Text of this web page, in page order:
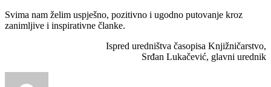
Svima nam želim uspješno, pozitivno i ugodno putovanje kroz
zanimljive i inspirativne članke.
Ispred uredništva časopisa Knjižničarstvo,
Srđan Lukačević, glavni urednik